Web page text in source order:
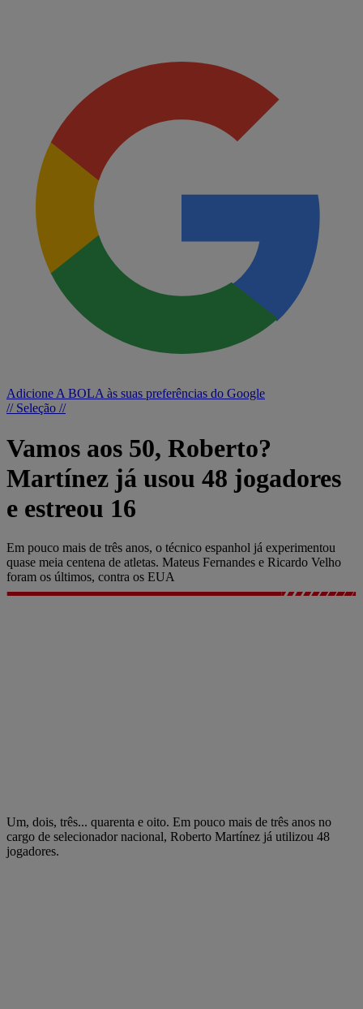
Adicione A BOLA às suas preferências do Google
// Seleção //
Vamos aos 50, Roberto?
Martínez já usou 48 jogadores
e estreou 16
Em pouco mais de três anos, o técnico espanhol já experimentou
quase meia centena de atletas. Mateus Fernandes e Ricardo Velho
foram os últimos, contra os EUA
Um, dois, três... quarenta e oito. Em pouco mais de três anos no
cargo de selecionador nacional, Roberto Martínez já utilizou 48
jogadores.